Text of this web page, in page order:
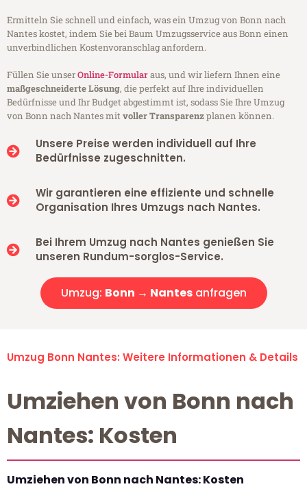
Ermitteln Sie schnell und einfach, was ein Umzug von Bonn nach
Nantes kostet, indem Sie bei Baum Umzugsservice aus Bonn einen
unverbindlichen Kostenvoranschlag anfordern.
Füllen Sie unserOnline-Formularaus, und wir liefern Ihnen eine
maßgeschneiderte Lösung, die perfekt auf Ihre individuellen
Bedürfnisse und Ihr Budget abgestimmt ist, sodass Sie Ihre Umzug
von Bonn nach Nantes mitvoller Transparenzplanen können.
Unsere Preise werden individuell auf Ihre
Bedürfnisse zugeschnitten.
Wir garantieren eine effiziente und schnelle
Organisation Ihres Umzugs nach Nantes.
Bei Ihrem Umzug nach Nantes genießen Sie
unseren Rundum-sorglos-Service.
Umzug: Bonn → Nantesanfragen
Umzug Bonn Nantes: Weitere Informationen & Details
Umziehen von Bonn nach
Nantes: Kosten
Umziehen von Bonn nach Nantes: Kosten